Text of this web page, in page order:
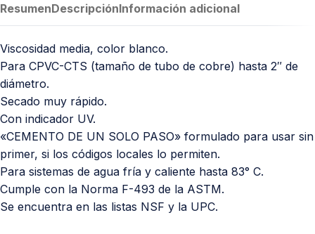
ResumenDescripciónInformación adicional
Viscosidad media, color blanco.
Para CPVC-CTS (tamaño de tubo de cobre) hasta 2″ de
diámetro.
Secado muy rápido.
Con indicador UV.
«CEMENTO DE UN SOLO PASO» formulado para usar sin
primer, si los códigos locales lo permiten.
Para sistemas de agua fría y caliente hasta 83° C.
Cumple con la Norma F-493 de la ASTM.
Se encuentra en las listas NSF y la UPC.